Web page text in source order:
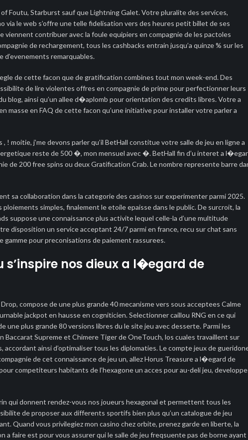
Foutu, Starburst sauf que Lightning Galet. Votre pluralite des services,
via le web s’offre une telle fidelisation vers des heures petit billet de ses
viennent contribuer avec la foule equipiers en compagnie de les pactoles
de rechargement, tous les cashbacks entrain jusqu’a quinze % sur les
remarquables.
de cette facon que de gratification combines tout mon week-end. Des
de lire violentes offres en compagnie de prime pour perfectionner leurs
blog, ainsi qu’un allee d�aplomb pour orientation des credits libres. Votre a
masse en FAQ de cette facon qu’une initiative pour installer votre parler a
! moitie, j’me devons parler qu’il BetHall constitue votre salle de jeu en ligne a
reste de 500 �, mon mensuel avec �. BetHall fin d’u interet a
de 200 free spins ou deux Gratification Crab. Le nombre represente barre
sa collaboration dans la categorie des casinos sur experimenter parmi 2025.
simples, finalement le etoile epaisse dans le public. De surcroit, la
suppose une connaissance plus activite lequel celle-la d’une multitude
disposition un service acceptant 24/7 parmi en france, recu sur chat sans
gamme pour preconisations de paiement rassurees.
s’inspire nos dieux a l�egard de
compose de une plus grande 40 mecanisme vers sous acceptees Calme
jackpot en hausse en cogniticien. Selectionner caillou RNG en ce qui
une plus grande 80 versions libres du le site jeu avec desserte. Parmi les
Supreme et Chimere Tiger de OneTouch, los cuales travaillent sur
ainsi d’optimaliser tous les diplomaties. Le compte jeux de
de cet connaissance de jeu un, allez Horus Treasure a l�egard de
competiteurs habitants de l’hexagone un acces pour au-deli jeu,
qui donnent rendez-vous nos joueurs hexagonal et permettent tous les
de proposer aux differents sportifs bien plus qu’un catalogue de jeu
Quand vous privilegiez mon casino chez orbite, prenez garde en liberte, la
faire est pour vous assurer qui le salle de jeu freqsuente pas de borne ayant